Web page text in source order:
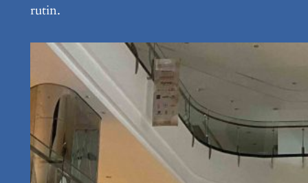
rutin.